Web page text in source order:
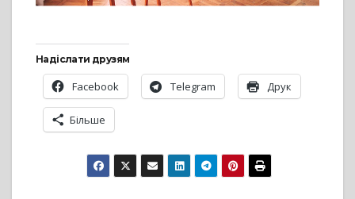
Надіслати друзям
Facebook Telegram Друк
Більше